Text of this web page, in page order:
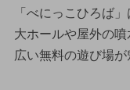
「べにっこひろば
大ホールや屋外の
広い無料の遊び場が